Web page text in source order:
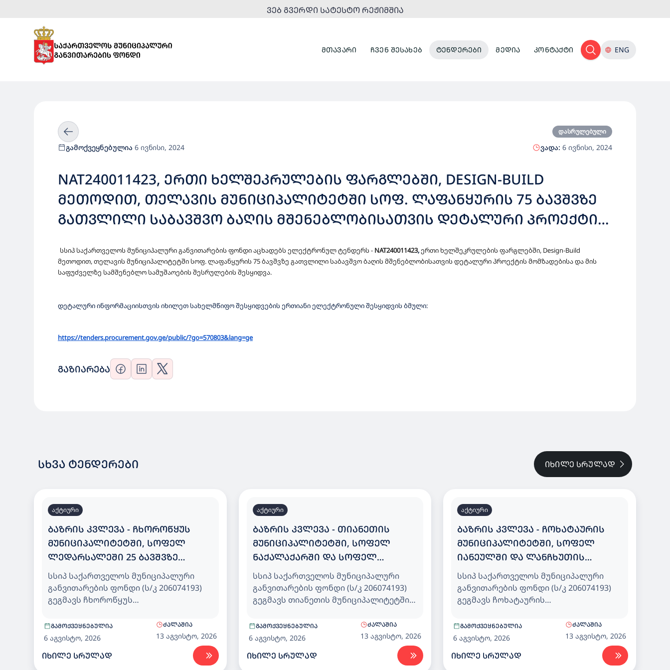
ᲕᲔᲑ ᲒᲕᲔᲠᲓᲘ ᲡᲐᲢᲔᲡᲢᲝ ᲠᲔᲟᲘᲛᲨᲘᲐ
ᲛᲗᲐᲕᲐᲠᲘ ᲩᲕᲔᲜ ᲨᲔᲡᲐᲮᲔᲑ ᲢᲔᲜᲓᲔᲠᲔᲑᲘ ᲛᲔᲓᲘᲐ ᲙᲝᲜᲢᲐᲥᲢᲘ ENG
დასრულებული
გამოქვეყნებულია 6 ივნისი, 2024 ვადა: 6 ივნისი, 2024
NAT240011423, ᲔᲠᲗᲘ ᲮᲔᲚᲨᲔᲙᲠᲣᲚᲔᲑᲘᲡ ᲤᲐᲠᲒᲚᲔᲑᲨᲘ, DESIGN-BUILD
ᲛᲔᲗᲝᲓᲘᲗ, ᲗᲔᲚᲐᲕᲘᲡ ᲛᲣᲜᲘᲪᲘᲞᲐᲚᲘᲢᲔᲢᲨᲘ ᲡᲝᲤ. ᲚᲐᲤᲐᲜᲧᲣᲠᲘᲡ 75 ᲑᲐᲕᲨᲕᲖᲔ
ᲒᲐᲗᲕᲚᲘᲚᲘ ᲡᲐᲑᲐᲕᲨᲕᲝ ᲑᲐᲦᲘᲡ ᲛᲨᲔᲜᲔᲑᲚᲝᲑᲘᲡᲐᲗᲕᲘᲡ ᲓᲔᲢᲐᲚᲣᲠᲘ ᲞᲠᲝᲔᲥᲢᲘᲡ
ᲨᲔᲡᲠᲣᲚᲔᲑᲘᲡ ᲨᲔᲡᲧᲘᲓᲕᲐ
სსიპ საქართველოს მუნიციპალურიგანვითარების ფონდი აცხადებს ელექტრონულ ტენდერს - NAT240011423,ერთი ხელშეკრულების ფარგლებში, Design-Build
მეთოდით, თელავის მუნიციპალიტეტში სოფ. ლაფანყურის 75 ბავშვზე გათვლილი საბავშვო ბაღის მშენებლობისათვის დეტალური პროექტის მომზადებისა და მის
საფუძველზე სამშენებლო სამუშაოების შესრულების შესყიდვა.
დეტალური ინფორმაციისთვისიხილეთ სახელმწიფო შესყიდვებისერთიანი ელექტრონული შესყიდვისბმული:
https://tenders.procurement.gov.ge/public/?go=570803&lang=ge
ᲒᲐᲖᲘᲐᲠᲔᲑᲐ
ᲡᲮᲕᲐ ᲢᲔᲜᲓᲔᲠᲔᲑᲘ ᲘᲮᲘᲚᲔ ᲡᲠᲣᲚᲐᲓ
აქტიური
ᲑᲐᲖᲠᲘᲡ ᲙᲕᲚᲔᲕᲐ - ᲩᲮᲝᲠᲝᲬᲧᲣᲡ
ᲛᲣᲜᲘᲪᲘᲞᲐᲚᲘᲢᲔᲢᲨᲘ, ᲡᲝᲤᲔᲚ
ᲚᲔᲓᲐᲠᲡᲐᲚᲔᲨᲘ 25 ᲑᲐᲕᲨᲕᲖᲔ
ᲒᲐᲗᲕᲚᲘᲚᲘ ᲡᲐᲑᲐᲕᲨᲕᲝ ᲑᲐᲦᲘ
სსიპ საქართველოს მუნიციპალური
განვითარების ფონდი (ს/კ 206074193)
გეგმავს ჩხოროწყუს
ლედარსალეში 25 ბავშვზე გათვლილი
საბავშვო ბაღისთვის, დეტალური
კორექტირება და სამშენებლო
ᲒᲐᲛᲝᲥᲕᲔᲧᲜᲔᲑᲣᲚᲘᲐ
6 აგვისტო, 2026
ᲫᲐᲚᲐᲨᲘᲐ
13 აგვისტო, 2026
ᲘᲮᲘᲚᲔ ᲡᲠᲣᲚᲐᲓ
აქტიური
ᲑᲐᲖᲠᲘᲡ ᲙᲕᲚᲔᲕᲐ - ᲗᲘᲐᲜᲔᲗᲘᲡ
ᲛᲣᲜᲘᲪᲘᲞᲐᲚᲘᲢᲔᲢᲨᲘ, ᲡᲝᲤᲔᲚ
ᲜᲐᲥᲐᲚᲐᲥᲐᲠᲨᲘ ᲓᲐ ᲡᲝᲤᲔᲚ
ᲮᲔᲕᲡᲣᲠᲗᲡᲝᲤᲔᲚᲨᲘ 25 ᲑᲐᲕᲨᲕᲖᲔ
ᲒᲐᲗᲕᲚᲘᲚᲘ ᲡᲐᲑᲐᲕᲨᲕᲝ ᲑᲐᲦᲘ
სსიპ საქართველოს მუნიციპალური
განვითარების ფონდი (ს/კ 206074193)
გეგმავს თიანეთის მუნიციპალიტეტში,
ხევსურთსოფელში 25 ბავშვზე
გათვლილი საბავშვო ბაღისთვის,
დოკუმენტაციის კორექტირებისა და
ᲒᲐᲛᲝᲥᲕᲔᲧᲜᲔᲑᲣᲚᲘᲐ
6 აგვისტო, 2026
ᲫᲐᲚᲐᲨᲘᲐ
13 აგვისტო, 2026
ᲘᲮᲘᲚᲔ ᲡᲠᲣᲚᲐᲓ
აქტიური
ᲑᲐᲖᲠᲘᲡ ᲙᲕᲚᲔᲕᲐ - ᲩᲝᲮᲐᲢᲐᲣᲠᲘᲡ
ᲛᲣᲜᲘᲪᲘᲞᲐᲚᲘᲢᲔᲢᲨᲘ, ᲡᲝᲤᲔᲚ
ᲘᲐᲜᲔᲣᲚᲨᲘ ᲓᲐ ᲚᲐᲜᲩᲮᲣᲗᲘᲡ
ᲛᲣᲜᲘᲪᲘᲞᲐᲚᲘᲢᲔᲢᲨᲘ, ᲡᲝᲤᲔᲚ
ᲛᲐᲛᲐᲗᲨᲘ 25 ᲑᲐᲕᲨᲕᲖᲔ ᲒᲐᲗᲕᲚᲘᲚᲘ
ᲡᲐᲑᲐᲕᲨᲕᲝ ᲑᲐᲦᲘ
სსიპ საქართველოს მუნიციპალური
განვითარების ფონდი (ს/კ 206074193)
გეგმავს ჩოხატაურის
და ლანჩხუთის მუნიციპალიტეტში,
სოფელ მამათში 25 ბავშვზე გათვლილი
საპროექტო დოკუმენტაციის
ᲒᲐᲛᲝᲥᲕᲔᲧᲜᲔᲑᲣᲚᲘᲐ
6 აგვისტო, 2026
ᲫᲐᲚᲐᲨᲘᲐ
13 აგვისტო, 2026
ᲘᲮᲘᲚᲔ ᲡᲠᲣᲚᲐᲓ